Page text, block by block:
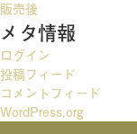
ー
シ
ョ
ン
販売後
メタ情報
ログイン
投稿フィード
コメントフィード
WordPress.org